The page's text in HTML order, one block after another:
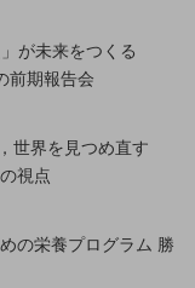
が未来をつくる
期報告会
世界を見つめ直す
視点
の栄養プログラム 勝